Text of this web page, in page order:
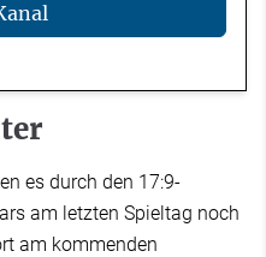
es durch den 17:9-
am letzten Spieltag noch
am kommenden